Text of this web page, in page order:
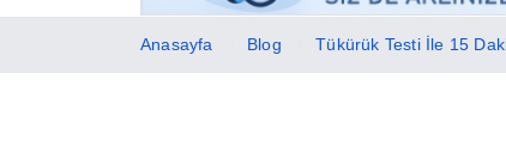
Anasayfa Blog Tükürük Testi İle 15